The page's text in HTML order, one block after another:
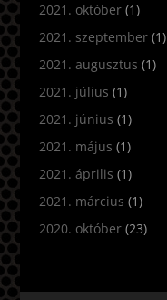
2021. október(1)
2021. szeptember(1)
2021. augusztus (1)
2021. július (1)
2021. június (1)
2021. május (1)
2021. április (1)
2021. március (1)
2020. október(23)